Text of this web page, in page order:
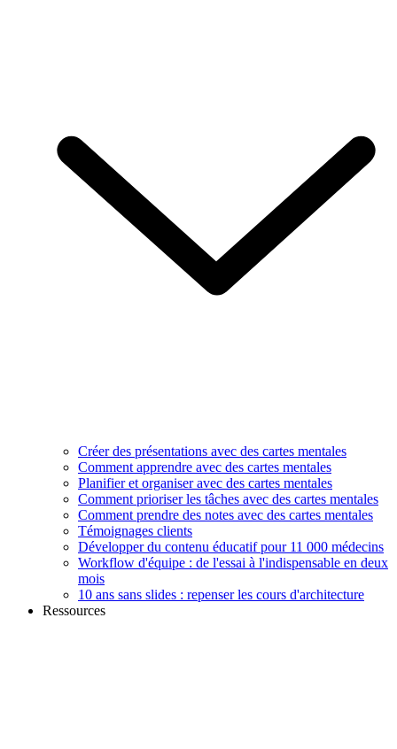
Créer des présentations avec des cartes mentales
Comment apprendre avec des cartes mentales
Planifier et organiser avec des cartes mentales
Comment prioriser les tâches avec des cartes mentales
Comment prendre des notes avec des cartes mentales
Témoignages clients
Développer du contenu éducatif pour 11 000 médecins
Workflow d'équipe : de l'essai à l'indispensable en deux
mois
10 ans sans slides : repenser les cours d'architecture
Ressources